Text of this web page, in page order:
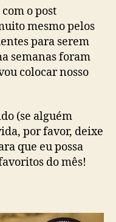
o post
mesmo pelos
para serem
semanas foram
colocar nosso
(se alguém
por favor, deixe
que eu possa
do mês!